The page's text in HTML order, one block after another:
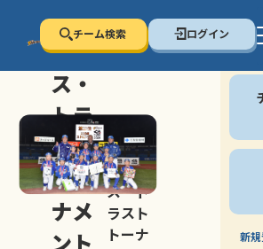
チーム検索 ログイン
セン
ス・
トラ
スト
トー
ナメ
ント
セン
ス・ト
ラスト
トーナ
会
新